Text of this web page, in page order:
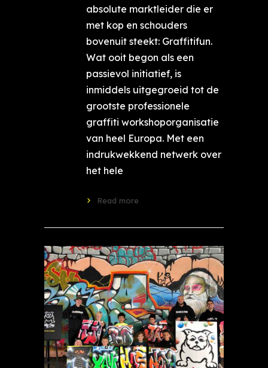
absolute marktleider die er
met kop en schouders
bovenuit steekt: Graffitifun.
Wat ooit begon als een
passievol initiatief, is
inmiddels uitgegroeid tot de
grootste professionele
graffiti workshoporganisatie
van heel Europa. Met een
indrukwekkend netwerk over
het hele
Read more